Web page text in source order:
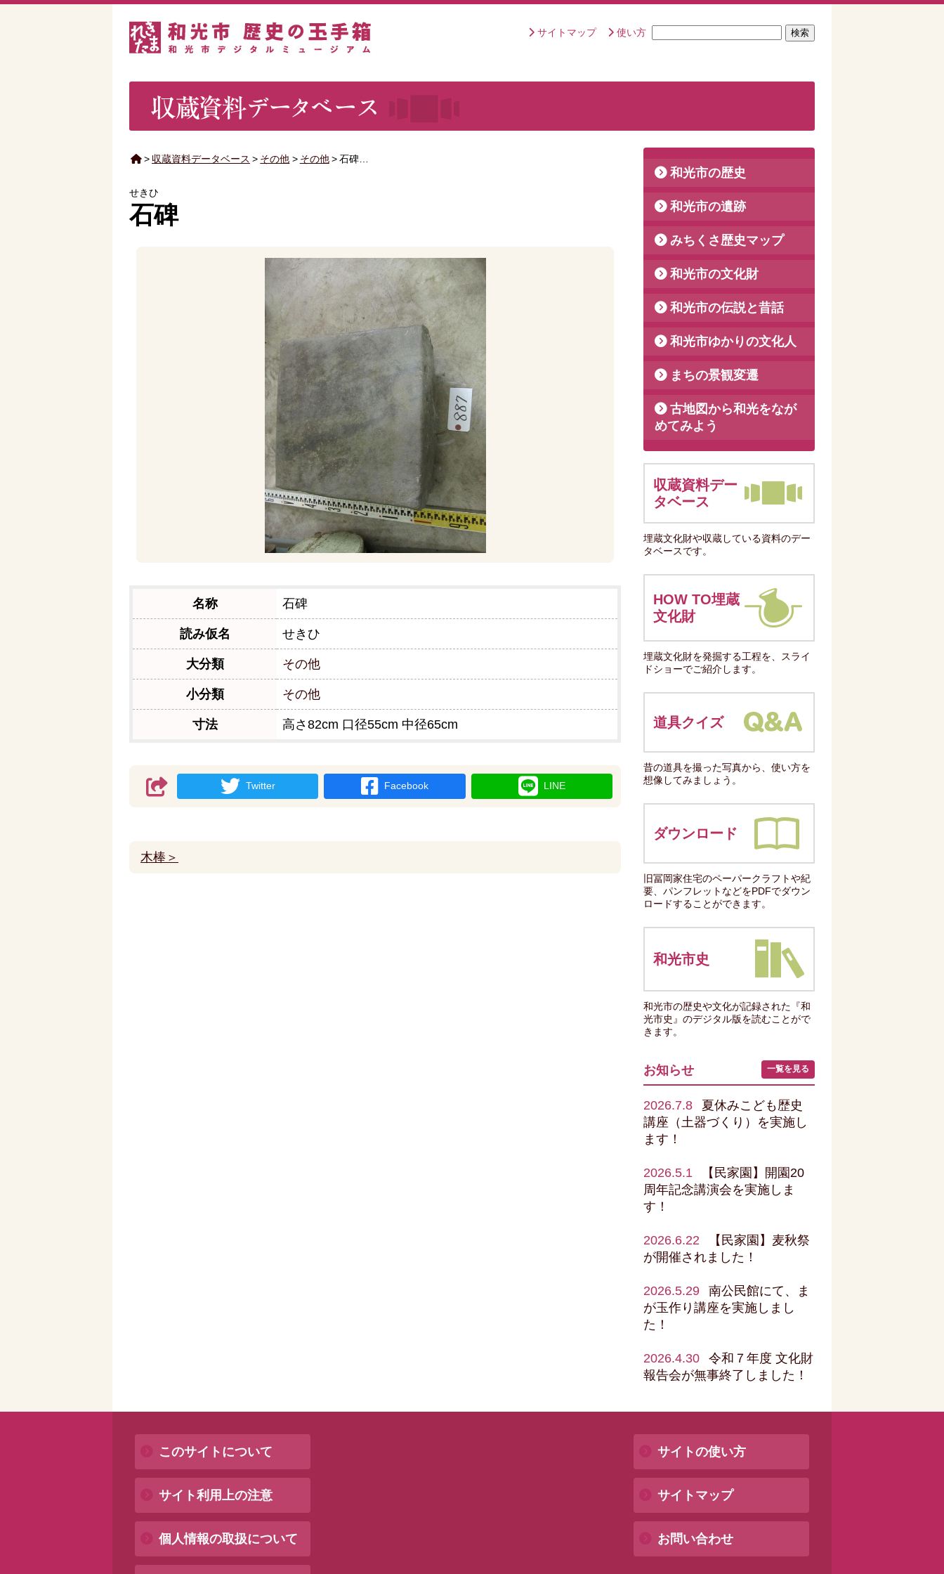
サイトマップ 使い方
> 収蔵資料データベース > その他 > その他 >石碑…
せきひ
石碑
名称 石碑
読み仮名 せきひ
大分類 その他
小分類 その他
寸法 高さ82cm 口径55cm 中径65cm
Twitter Facebook LINE
木棒＞
和光市の歴史
和光市の遺跡
みちくさ歴史マップ
和光市の文化財
和光市の伝説と昔話
和光市ゆかりの文化人
まちの景観変遷
古地図から和光をなが
めてみよう
収蔵資料デー
タベース
埋蔵文化財や収蔵している資料のデー
タベースです。
HOW TO埋蔵
文化財
埋蔵文化財を発掘する工程を、スライ
ドショーでご紹介します。
道具クイズ
昔の道具を撮った写真から、使い方を
想像してみましょう。
ダウンロード
旧冨岡家住宅のペーパークラフトや紀
要、パンフレットなどをPDFでダウン
ロードすることができます。
和光市史
和光市の歴史や文化が記録された『和
光市史』のデジタル版を読むことがで
きます。
お知らせ 一覧を見る
2026.7.8
夏休みこども歴史
講座（土器づくり）を実施し
ます！
2026.5.1
【民家園】開園20
周年記念講演会を実施しま
す！
2026.6.22
【民家園】麦秋祭
が開催されました！
2026.5.29
南公民館にて、ま
が玉作り講座を実施しまし
た！
2026.4.30
令和７年度 文化財
報告会が無事終了しました！
このサイトについて
サイト利用上の注意
個人情報の取扱について
サイトの使い方
サイトマップ
お問い合わせ